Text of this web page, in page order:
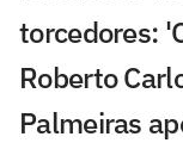
torcedores:
Roberto
Palmeiras